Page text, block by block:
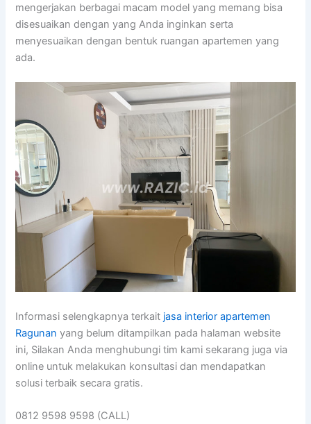
mengerjakan berbagai macam model yang memang bisa
disesuaikan dengan yang Anda inginkan serta
menyesuaikan dengan bentuk ruangan apartemen yang
ada.
Informasi selengkapnya terkait jasa interior apartemen
Ragunan yang belum ditampilkan pada halaman website
ini, Silakan Anda menghubungi tim kami sekarang juga via
online untuk melakukan konsultasi dan mendapatkan
solusi terbaik secara gratis.
0812 9598 9598 (CALL)